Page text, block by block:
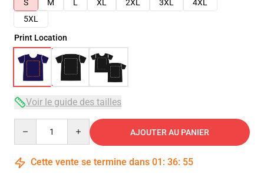
S
M L XL 2XL 3XL
4XL
5XL
Print Location
Voir le guide des tailles
AJOUTER AU PANIER
Cette vente se termine dans 01 : 36: 54